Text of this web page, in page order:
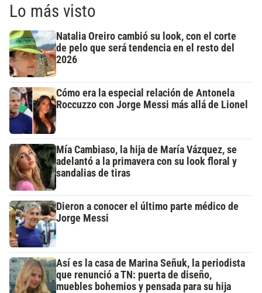
Lo más visto
Natalia Oreiro cambió su look, con el corte
de pelo que será tendencia en el resto del
2026
Cómo era la especial relación de Antonela
Roccuzzo con Jorge Messi más allá de Lionel
Mía Cambiaso, la hija de María Vázquez, se
adelantó a la primavera con su look floral y
sandalias de tiras
Dieron a conocer el último parte médico de
Jorge Messi
Así es la casa de Marina Señuk, la periodista
que renunció a TN: puerta de diseño,
muebles bohemios y pensada para su hija